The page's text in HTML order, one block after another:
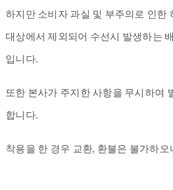
하지만 소비자 과실 및 부주의로 인한
대상에서 제외되어 수선시 발생하는
입니다.
또한 본사가 주지한 사항을 무시하여
합니다.
착용을 한 경우 교환, 환불은 불가하